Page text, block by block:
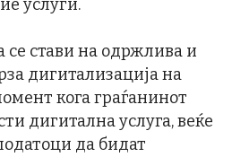
услуги.
се стави на одржлива и
дигитализација на
кога граѓанинот
дигитална услуга, веќе
да бидат